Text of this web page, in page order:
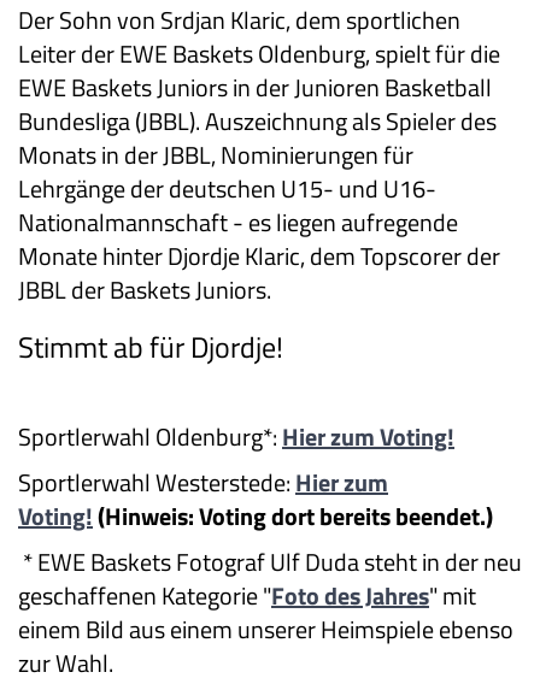
Der Sohn von Srdjan Klaric, dem sportlichen
Leiter der EWE Baskets Oldenburg, spielt für die
EWE Baskets Juniors in der Junioren Basketball
Bundesliga (JBBL).Auszeichnung als Spieler des
Monats in der JBBL, Nominierungen für
Lehrgänge der deutschen U15- und U16-
Nationalmannschaft - es liegen aufregende
Monate hinter Djordje Klaric, dem Topscorer der
JBBL der Baskets Juniors.
Stimmt ab für Djordje!
Sportlerwahl Oldenburg*:Hier zum Voting!
Sportlerwahl Westerstede:Hier zum
Voting!(Hinweis: Voting dort bereits beendet.)
* EWE Baskets Fotograf Ulf Duda steht in der neu
geschaffenen Kategorie "Foto des Jahres" mit
einem Bild aus einem unserer Heimspiele ebenso
zur Wahl.